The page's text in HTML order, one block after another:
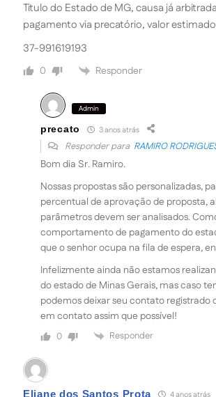
Titulo do Estado de MG, causa já
pagamento via precatório, valor
37-991619193
0 Responder
Admin
precato 3 anos atrás
Responder para RAMIRO
Bom dia Sr. Ramiro.
Nossas propostas são personalizadas,
percentual de aprovação de proposta,
parâmetros devem ser analisados.
comportamento de pagamento do
que o senhor ocupa na fila de espera,
Infelizmente ainda não estamos
do estado de Minas Gerais, mas caso
podemos deixar seu contato registrado
em contato assim que possível!
0 Responder
Eliane dos Santos Prota 4 anos atrás